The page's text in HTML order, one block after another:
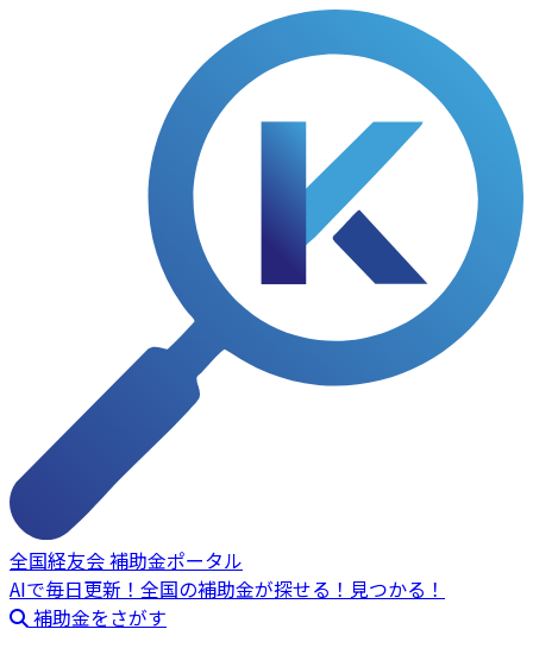
全国経友会 補助金ポータル
AIで毎日更新！全国の補助金が探せる！見つかる！
補助金をさがす